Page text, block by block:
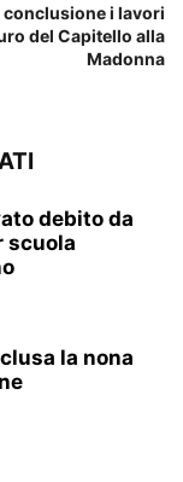
conclusione i lavori
del Capitello alla
Madonna
debito da
scuola
la nona